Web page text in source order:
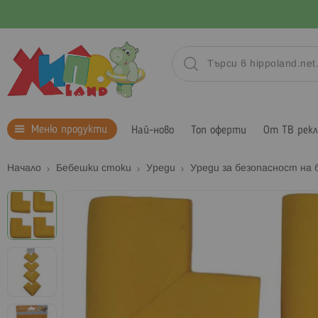
Меню продукти Най-ново Топ оферти От ТВ
Начало Бебешки стоки Уреди Уреди за безопасност на
Преминете
към
края
на
галерията
изображенията